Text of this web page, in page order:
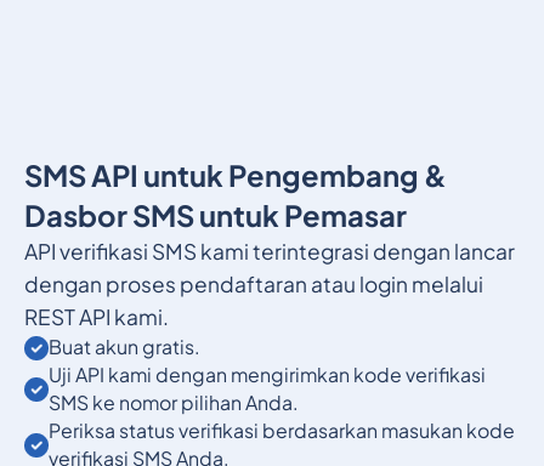
SMS API untuk Pengembang &
Dasbor SMS untuk Pemasar
API verifikasi SMS kami terintegrasi dengan lancar
dengan proses pendaftaran atau login melalui
REST API kami.
Buat akun gratis.
Uji API kami dengan mengirimkan kode verifikasi
SMS ke nomor pilihan Anda.
Periksa status verifikasi berdasarkan masukan kode
verifikasi SMS Anda.